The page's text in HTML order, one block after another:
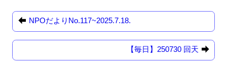
e
b
o
d
NPOだよりNo.117~2025.7.18.
【毎日】250730 回天